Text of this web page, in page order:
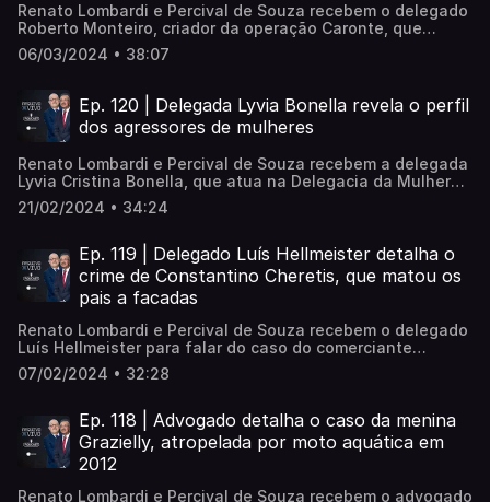
Renato Lombardi e Percival de Souza recebem o delegado
Roberto Monteiro, criador da operação Caronte, que
visava combater o tráfico na Cracolândia em SP. Durante
a entrevista, o delegado conta sobre a origem do nome,
sobre a Cracolândia ter dono e os momentos difíceis
vividos. Acompanhe!
06/03/2024 • 38:07
Ep. 120 | Delegada Lyvia Bonella revela o perfil
dos agressores de mulheres
Renato Lombardi e Percival de Souza recebem a delegada
Lyvia Cristina Bonella, que atua na Delegacia da Mulher
da Praia Grande, no litoral paulista. Durante a entrevista,
a delegada relata bastidores de casos de feminicídio, fala
momentos mais difíceis de uma carreira dedicada ao
combate à violência contra a mulher. Acompanhe!
21/02/2024 • 34:24
Ep. 119 | Delegado Luís Hellmeister detalha o
crime de Constantino Cheretis, que matou os
pais a facadas
Renato Lombardi e Percival de Souza recebem o delegado
Luís Hellmeister para falar do caso do comerciante
Constantino Cheretis, que matou o pai com 17 facadas e a
mãe com outras três. O crime aconteceu há exatos 31
o único filho dos comerciantes gregos Emmanuel
Constantin Cheretis e Metaxia Emmanuel Cheretis.
07/02/2024 • 32:28
Ep. 118 | Advogado detalha o caso da menina
Grazielly, atropelada por moto aquática em
2012
Renato Lombardi e Percival de Souza recebem o advogado